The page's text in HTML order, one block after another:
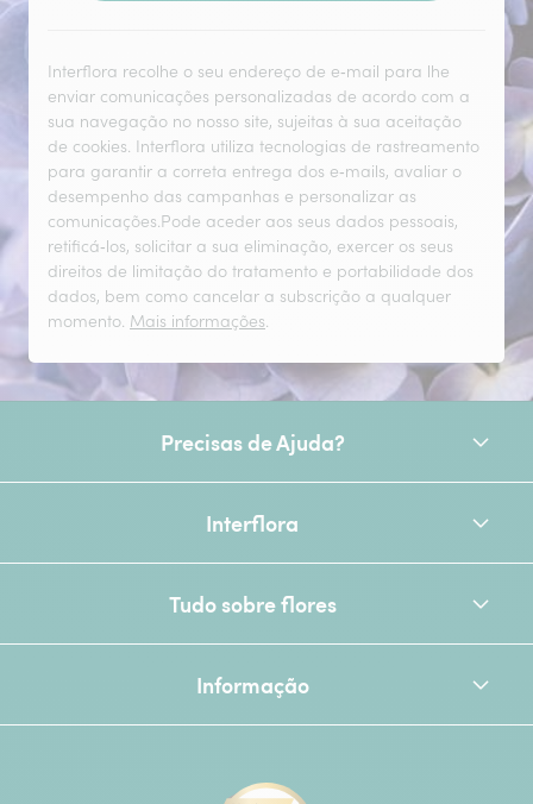
Interflora recolhe o seu endereço de e‑mail para lhe
enviar comunicações personalizadas de acordo com a
sua navegação no nosso site, sujeitas à sua aceitação
de cookies. Interflora utiliza tecnologias de rastreamento
para garantir a correta entrega dos e‑mails, avaliar o
desempenho das campanhas e personalizar as
comunicações.Pode aceder aos seus dados pessoais,
retificá‑los, solicitar a sua eliminação, exercer os seus
direitos de limitação do tratamento e portabilidade dos
dados, bem como cancelar a subscrição a qualquer
momento. Mais informações.
Precisas de Ajuda?
Interflora
Tudo sobre flores
Informação